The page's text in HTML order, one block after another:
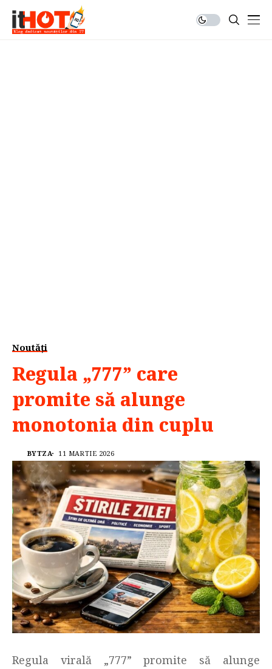
Noutăți
Regula „777” care
promite să alunge
monotonia din cuplu
BYTZA 11 MARTIE 2026
Regula virală „777” promite să alunge